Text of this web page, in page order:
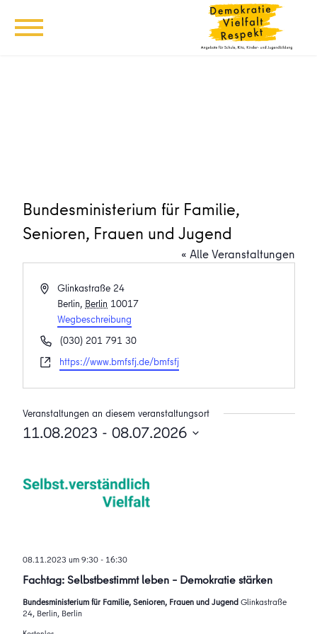
Bundesministerium für Familie,
Senioren, Frauen und Jugend
« Alle Veranstaltungen
AdresseGlinkastraße 24
Berlin, Berlin 10017
Wegbeschreibung
Telefon(030) 201 791 30
Webseitehttps://www.bmfsfj.de/bmfsfj
Veranstaltungen an diesem veranstaltungsort
11.08.2023 - 08.07.2026
Fachtag: Selbstbestimmt leben – Demokratie stärken
08.11.2023 um 9:30- 16:30
Bundesministerium für Familie, Senioren, Frauen und JugendGlinkastraße
24, Berlin, Berlin